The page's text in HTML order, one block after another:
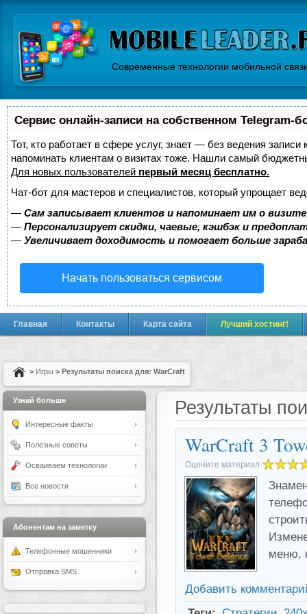
Современные технологии мобильной
Сервис онлайн-записи на собственном Telegram-
Тот, кто работает в сфере услуг, знает — без ведения
напоминать клиентам о визитах тоже. Нашли самый
Для новых пользователей первый месяц бесплатно.
Чат-бот для мастеров и специалистов, который упрощает
— Сам записывает клиентов и напоминает им о
— Персонализирует скидки, чаевые, кэшбэк и
— Увеличивает доходимость и помогает больше
Начать пользоваться сервисом
Главная Контакты Карта сайта Лучший хостинг!
> Игры > Результаты поиска для: WarCraft
Результаты
WarCraft 3
Оцените материал
меню,
Добавить
Узнай больше
Интересные факты
Полезные советы
Осваиваем технологии
Все новости
Абонентам на заметку
Телефонные мошенники
Отправка SMS